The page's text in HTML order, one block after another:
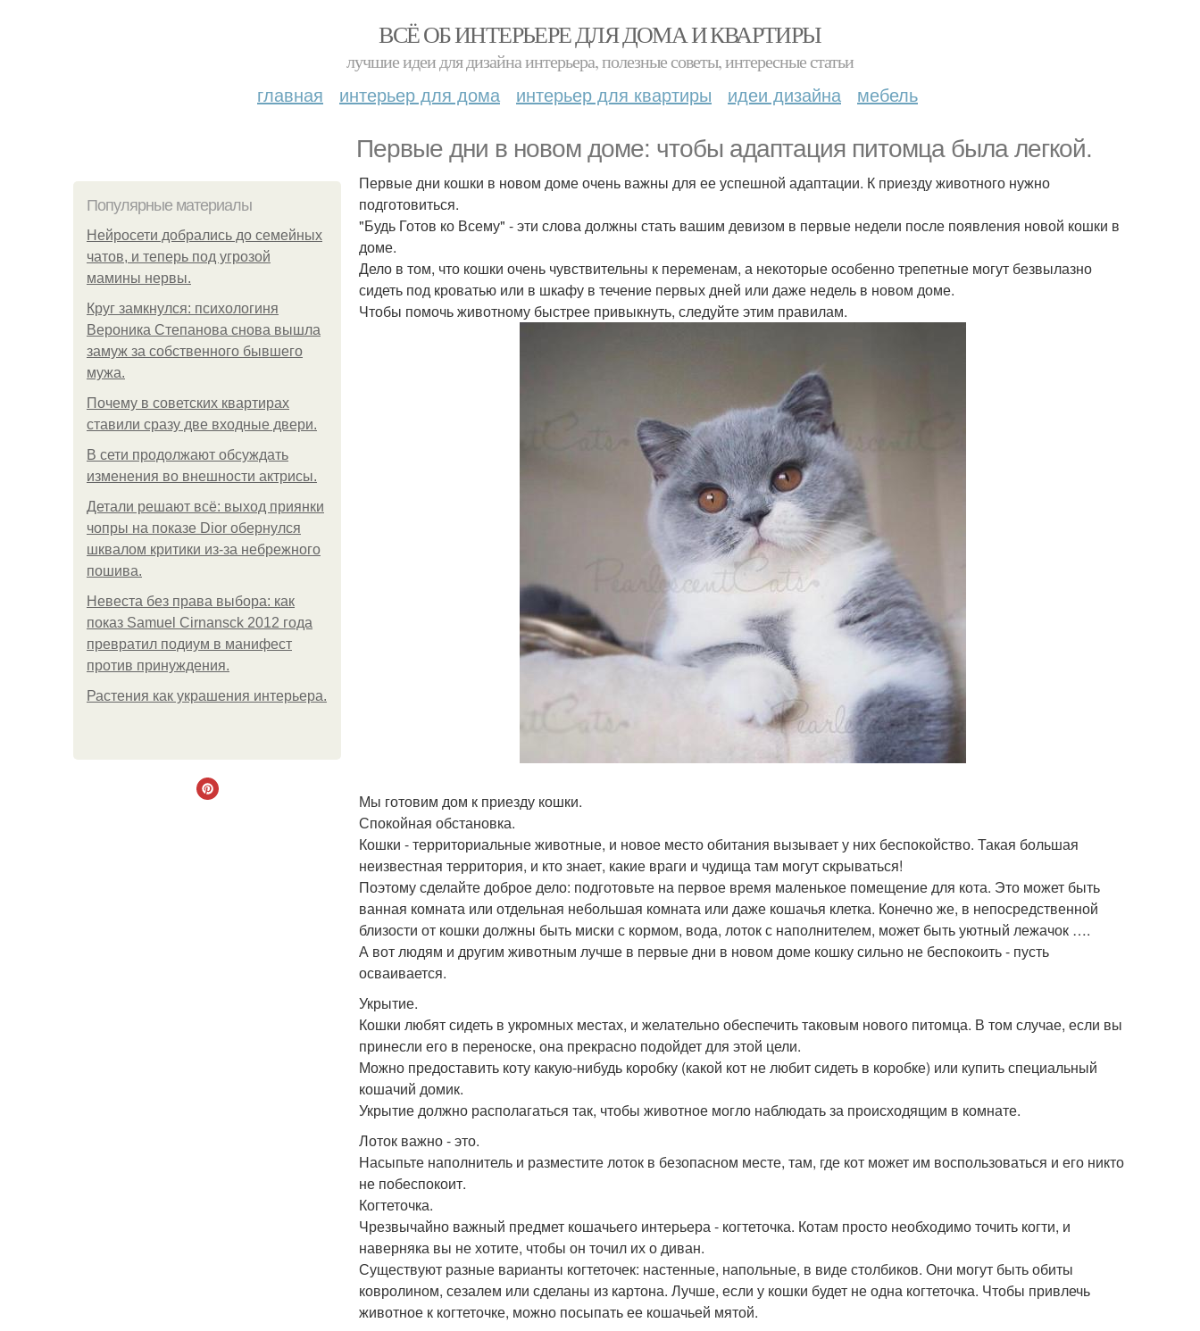
ВСЁ ОБ ИНТЕРЬЕРЕ ДЛЯ ДОМА И КВАРТИРЫ
лучшие идеи для дизайна интерьера, полезные советы, интересные статьи
главная интерьер для дома интерьер для квартиры идеи дизайна мебель
Первые дни в новом доме: чтобы адаптация питомца была легкой.
Популярные материалы
Нейросети добрались до семейных
чатов, и теперь под угрозой
мамины нервы.
Круг замкнулся: психологиня
Вероника Степанова снова вышла
замуж за собственного бывшего
мужа.
Почему в советских квартирах
ставили сразу две входные двери.
В сети продолжают обсуждать
изменения во внешности актрисы.
Детали решают всё: выход приянки
чопры на показе Dior обернулся
шквалом критики из-за небрежного
пошива.
Невеста без права выбора: как
показ Samuel Cirnansck 2012 года
превратил подиум в манифест
против принуждения.
Растения как украшения интерьера.
Первые дни кошки в новом доме очень важны для ее успешной адаптации. К приезду животного нужно
подготовиться.
"Будь Готов ко Всему" - эти слова должны стать вашим девизом в первые недели после появления новой кошки в
доме.
Дело в том, что кошки очень чувствительны к переменам, а некоторые особенно трепетные могут безвылазно
сидеть под кроватью или в шкафу в течение первых дней или даже недель в новом доме.
Чтобы помочь животному быстрее привыкнуть, следуйте этим правилам.
Мы готовим дом к приезду кошки.
Спокойная обстановка.
Кошки - территориальные животные, и новое место обитания вызывает у них беспокойство. Такая большая
неизвестная территория, и кто знает, какие враги и чудища там могут скрываться!
Поэтому сделайте доброе дело: подготовьте на первое время маленькое помещение для кота. Это может быть
ванная комната или отдельная небольшая комната или даже кошачья клетка. Конечно же, в непосредственной
близости от кошки должны быть миски с кормом, вода, лоток с наполнителем, может быть уютный лежачок ….
А вот людям и другим животным лучше в первые дни в новом доме кошку сильно не беспокоить - пусть
осваивается.
Укрытие.
Кошки любят сидеть в укромных местах, и желательно обеспечить таковым нового питомца. В том случае, если вы
принесли его в переноске, она прекрасно подойдет для этой цели.
Можно предоставить коту какую-нибудь коробку (какой кот не любит сидеть в коробке) или купить специальный
кошачий домик.
Укрытие должно располагаться так, чтобы животное могло наблюдать за происходящим в комнате.
Лоток важно - это.
Насыпьте наполнитель и разместите лоток в безопасном месте, там, где кот может им воспользоваться и его никто
не побеспокоит.
Когтеточка.
Чрезвычайно важный предмет кошачьего интерьера - когтеточка. Котам просто необходимо точить когти, и
наверняка вы не хотите, чтобы он точил их о диван.
Существуют разные варианты когтеточек: настенные, напольные, в виде столбиков. Они могут быть обиты
ковролином, сезалем или сделаны из картона. Лучше, если у кошки будет не одна когтеточка. Чтобы привлечь
животное к когтеточке, можно посыпать ее кошачьей мятой.